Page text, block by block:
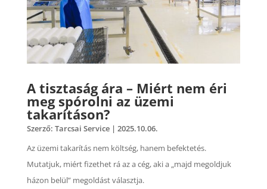
A tisztaság ára – Miért nem éri
meg spórolni az üzemi
takarításon?
Szerző: Tarcsai Service| 2025.10.06.
Az üzemi takarítás nem költség, hanem befektetés.
Mutatjuk, miért fizethet rá az a cég, aki a „majd megoldjuk
házon belül” megoldást választja.